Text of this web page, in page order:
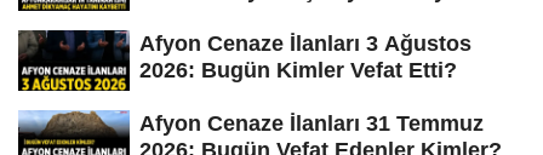
Afyon Cenaze İlanları 3 Ağustos
2026: Bugün Kimler Vefat Etti?
Afyon Cenaze İlanları 31 Temmuz
2026: Bugün Vefat Edenler Kimler?